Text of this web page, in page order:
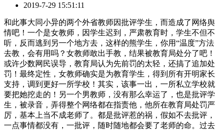
2019-7-29 15:51:11
和此事大同小异的两个外省教师因批评学生，而造成了网络舆
情吧！一个是女教师，因学生迟到，严肃教育时，学生不但不
听，反而逃到另一个地方去，这样的熊学生，你用“温度”方法
去教，会有用吗？女教师敢出手教，结果被教育局处分了吧！
或许少数网民误导，教育局认为先前罚的太轻，还搞了追加处
罚！最终定性，女教师确实是为教育学生，得到所有开明家长
支持，调到更好一所学校！其实，该事一出，一所私立学校就
要把她挖走的！另一个男教师，没有那么幸运了，也是批评学
生，被录音，弄得整个网络都在指责他，他所在教育局处罚严
厉，基本上当不成老师了。都是批评惹的祸，假如不去批评，
一点事情都没有，一批评，随时随地都会要了老师的命。过去